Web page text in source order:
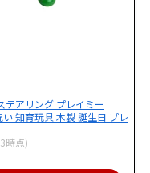
テアリング プレイミー
知育玩具 木製 誕生日 プレ
時点)